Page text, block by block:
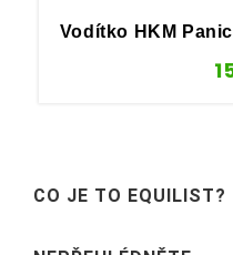
Vodítko HKM
CO JE TO EQUILIST?